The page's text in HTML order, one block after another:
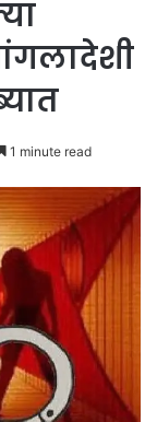
1 minute read